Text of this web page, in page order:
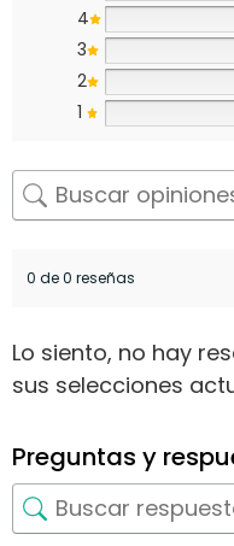
4
3
2
1
0 de 0 reseñas
Lo siento, no hay
sus selecciones
Preguntas y